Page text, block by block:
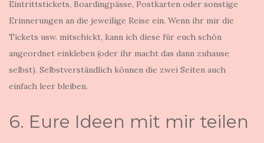
Eintrittstickets, Boardingpässe, Postkarten oder sonstige
Erinnerungen an die jeweilige Reise ein. Wenn ihr mir die
Tickets usw. mitschickt, kann ich diese für euch schön
angeordnet einkleben (oder ihr macht das dann zuhause
selbst). Selbstverständlich können die zwei Seiten auch
einfach leer bleiben.
6. Eure Ideen mit mir teilen